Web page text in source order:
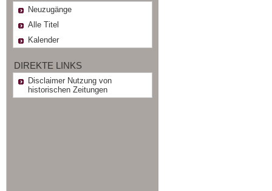
Neuzugänge
Alle Titel
Kalender
DIREKTE LINKS
Disclaimer Nutzung von
historischen Zeitungen